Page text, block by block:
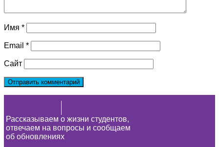
Имя *
Email *
Сайт
Рассказываем о жизни студентов,
отвечаем на вопросы и сообщаем
об обновлениях